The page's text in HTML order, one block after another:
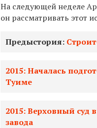
На следующей неделе
он рассматривать этот
Предыстория:
2015: Началась
Туиме
2015: Верховный суд
завода